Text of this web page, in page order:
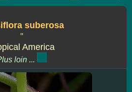
suberosa
''
America
loin ...